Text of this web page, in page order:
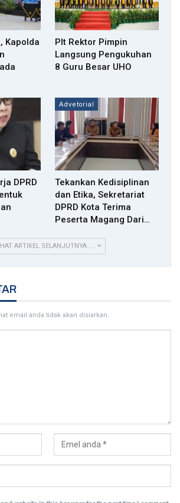
Kapolda
Plt Rektor Pimpin
Langsung Pengukuhan
8 Guru Besar UHO
DPRD
Advetorial
Tekankan Kedisiplinan
dan Etika, Sekretariat
DPRD Kota Terima
Peserta Magang Dari…
ARTIKEL SELANJUTNYA ...
email anda tidak akan disiarkan.